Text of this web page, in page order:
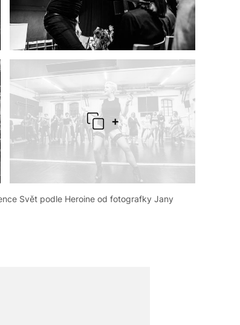
+
Svět podle Heroine od fotografky Jany